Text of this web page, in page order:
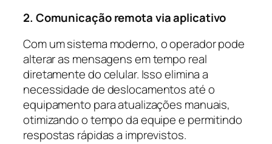
2. Comunicação remota via aplicativo
Com um sistema moderno, o operador pode
alterar as mensagens em tempo real
diretamente do celular. Isso elimina a
necessidade de deslocamentos até o
equipamento para atualizações manuais,
otimizando o tempo da equipe e permitindo
respostas rápidas a imprevistos.